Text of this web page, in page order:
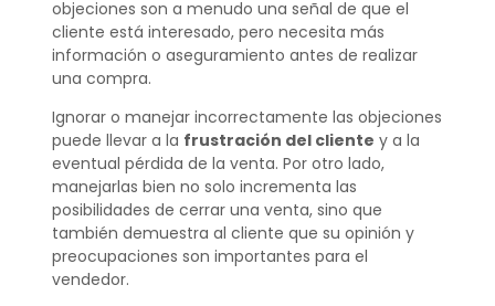
objeciones son a menudo una señal de que el
cliente está interesado, pero necesita más
información o aseguramiento antes de realizar
una compra.
Ignorar o manejar incorrectamente las objeciones
puede llevar a la frustración del cliente y a la
eventual pérdida de la venta. Por otro lado,
manejarlas bien no solo incrementa las
posibilidades de cerrar una venta, sino que
también demuestra al cliente que su opinión y
preocupaciones son importantes para el
vendedor.